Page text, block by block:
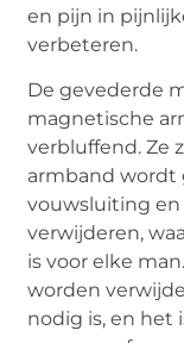
en pijn in
verbeteren.
De gevederde
magnetische
verbluffend. Ze
armband wordt
vouwsluiting en
verwijderen,
is voor elke
worden
nodig is, en het